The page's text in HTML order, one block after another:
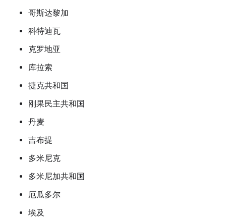
哥斯达黎加
科特迪瓦
克罗地亚
库拉索
捷克共和国
刚果民主共和国
丹麦
吉布提
多米尼克
多米尼加共和国
厄瓜多尔
埃及